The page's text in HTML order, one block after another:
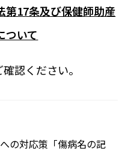
第17条及び保健師助産
ついて
認ください。
の対応策「傷病名の記